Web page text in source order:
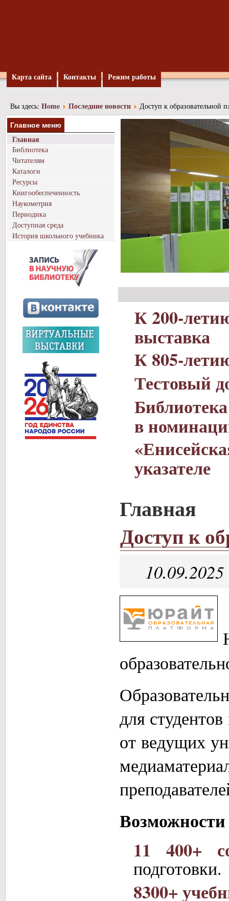
Карта сайта Контакты Режим работы
Вы здесь: Home Последние новости Доступ к образовательной
Главное меню
Главная
Библиотека
Читателям
Каталоги
Ресурсы
Книгообеспеченность
Наукометрия
Периодика
Доступная среда
История школьного учебника
К 200-
выставка
К 805-
Тестовый
в
указателе
Главная
Доступ к
10.09.2025
для
от ведущих
11 400+
подготовки.
8300+